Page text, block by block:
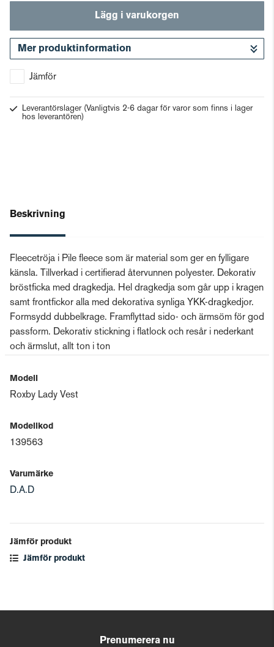
Lägg i varukorgen
Mer produktinformation
Jämför
Leverantörslager (Vanligtvis 2-6 dagar för varor som finns i lager
hos leverantören)
Beskrivning
Fleecetröja i Pile fleece som är material som ger en fylligare
känsla. Tillverkad i certifierad återvunnen polyester. Dekorativ
bröstficka med dragkedja. Hel dragkedja som går upp i kragen
samt frontfickor alla med dekorativa synliga YKK-dragkedjor.
Formsydd dubbelkrage. Framflyttad sido- och ärmsöm för god
passform. Dekorativ stickning i flatlock och resår i nederkant
och ärmslut, allt ton i ton
Modell
Roxby Lady Vest
Modellkod
139563
Varumärke
D.A.D
Jämför produkt
Jämför produkt
Prenumerera nu